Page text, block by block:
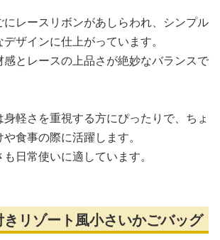
レースリボンがあしらわれ、シンプル
ザインに仕上がっています。
とレースの上品さが絶妙なバランスで
軽さを重視する方にぴったりで、ちょ
食事の際に活躍します。
日常使いに適しています。
きリゾート風小さいかごバッグ